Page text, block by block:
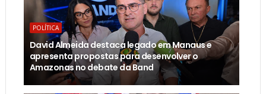
POLÍTICA
David Almeida destaca legado em Manaus e
apresenta propostas para desenvolver o
Amazonas no debate da Band